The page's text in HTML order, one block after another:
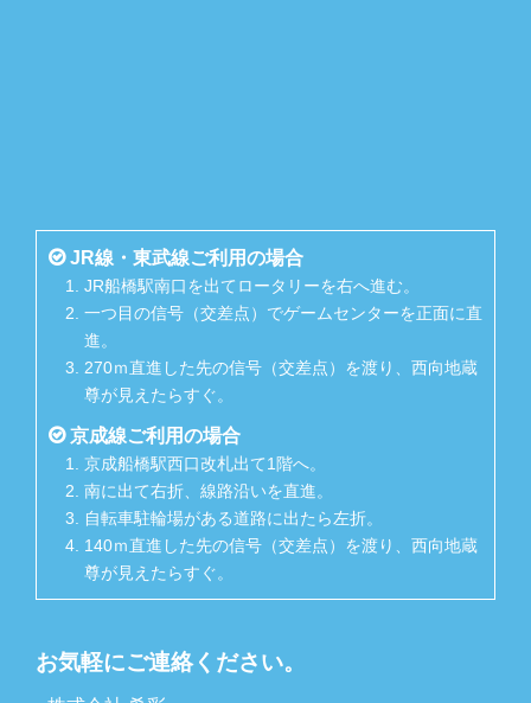
JR線・東武線ご利用の場合
JR船橋駅南口を出てロータリーを右へ進む。
一つ目の信号（交差点）でゲームセンターを正面に直
進。
270ｍ直進した先の信号（交差点）を渡り、西向地蔵
尊が見えたらすぐ。
京成線ご利用の場合
京成船橋駅西口改札出て1階へ。
南に出て右折、線路沿いを直進。
自転車駐輪場がある道路に出たら左折。
140ｍ直進した先の信号（交差点）を渡り、西向地蔵
尊が見えたらすぐ。
お気軽にご連絡ください。